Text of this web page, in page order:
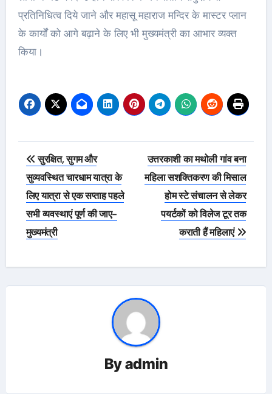
प्रतिनिधित्व दिये जाने और महासू महाराज मन्दिर के मास्टर प्लान
के कार्यों को आगे बढ़ाने के लिए भी मुख्यमंत्री का आभार व्यक्त
किया।
Post
navigation
सुरक्षित, सुगम और
सुव्यवस्थित चारधाम यात्रा के
लिए यात्रा से एक सप्ताह पहले
सभी व्यवस्थाएं पूर्ण की जाए-
मुख्यमंत्री
उत्तरकाशी का मथोली गांव बना
महिला सशक्तिकरण की मिसाल
होम स्टे संचालन से लेकर
पयर्टकों को विलेज टूर तक
कराती हैं महिलाएं
Byadmin